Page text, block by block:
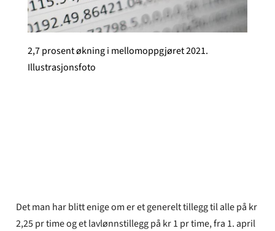
2,7 prosent økning i mellomoppgjøret 2021.
Illustrasjonsfoto
Det man har blitt enige om er et generelt tillegg til alle på kr
2,25 pr time og et lavlønnstillegg på kr 1 pr time, fra 1. april